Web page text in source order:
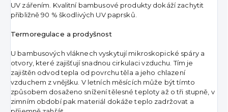
UV zářením. Kvalitní bambusové produkty dokáží zachytit
přibližně 90 % škodlivých UV paprsků.
Termoregulace a prodyšnost
U bambusových vláknech vyskytují mikroskopické spáry a
otvory, které zajišťují snadnou cirkulaci vzduchu. Tím je
zajištěn odvod tepla od povrchu těla a jeho chlazení
vzduchem z vnějšku. V letních měsících může být tímto
způsobem dosaženo snížení tělesné teploty až o tři stupně, v
zimním období pak materiál dokáže teplo zadržovat a